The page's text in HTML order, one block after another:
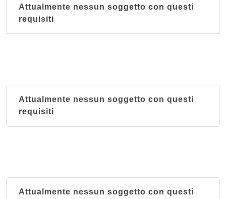
Attualmente nessun soggetto con questi
requisiti
Attualmente nessun soggetto con questi
requisiti
Attualmente nessun soggetto con questi